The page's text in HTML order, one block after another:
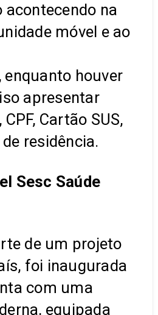
acontecendo na
móvel e ao
enquanto houver
apresentar
Cartão SUS,
residência.
Sesc Saúde
de um projeto
foi inaugurada
com uma
equipada